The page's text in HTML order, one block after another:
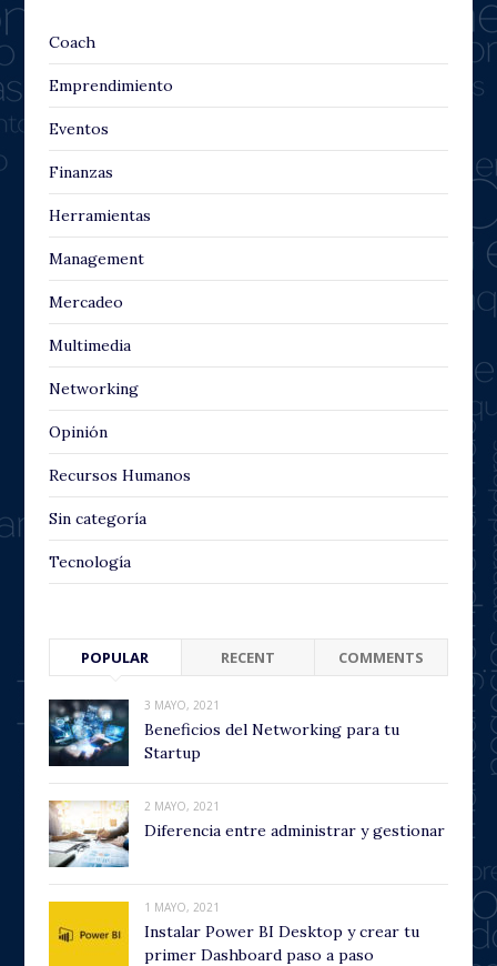
Coach
Emprendimiento
Eventos
Finanzas
Herramientas
Management
Mercadeo
Multimedia
Networking
Opinión
Recursos Humanos
Sin categoría
Tecnología
POPULAR RECENT COMMENTS
3 MAYO, 2021
Beneficios del Networking para tu
Startup
2 MAYO, 2021
Diferencia entre administrar y gestionar
1 MAYO, 2021
Instalar Power BI Desktop y crear tu
primer Dashboard paso a paso